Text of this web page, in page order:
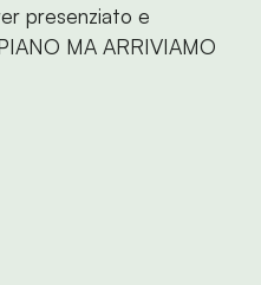
presenziato e
MA ARRIVIAMO